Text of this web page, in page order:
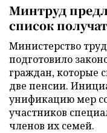
Минтруд
список
Министерство
подготовило
граждан, которые
две пенсии.
унификацию мер
участников
членов их семей.